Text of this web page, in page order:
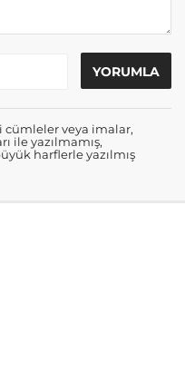
cümleler veya imalar,
ile yazılmamış,
harflerle yazılmış